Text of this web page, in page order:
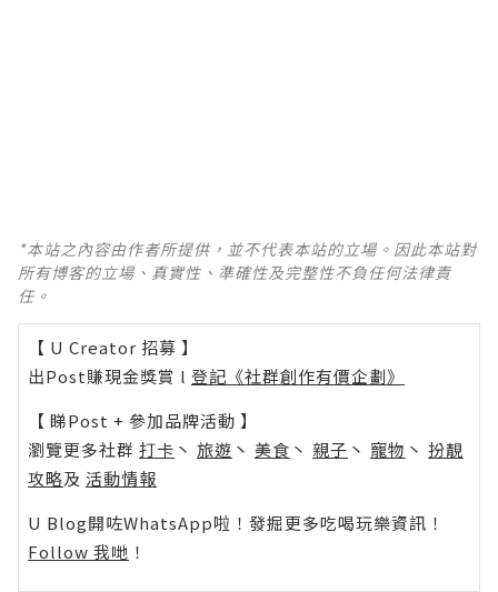
*本站之內容由作者所提供，並不代表本站的立場。因此本站對
所有博客的立場、真實性、準確性及完整性不負任何法律責
任。
【 U Creator 招募 】
出Post賺現金獎賞 l 登記《社群創作有價企劃》
【 睇Post + 參加品牌活動 】
瀏覽更多社群 打卡 丶 旅遊 丶 美食 丶 親子 丶 寵物 丶 扮靚
攻略及 活動情報
U Blog開咗WhatsApp啦！發掘更多吃喝玩樂資訊！
Follow 我哋 ！